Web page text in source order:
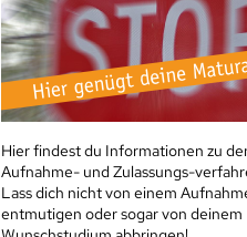
Hier findest du Informationen zu
Aufnahme- und Zulassungs-
Lass dich nicht von einem
entmutigen oder sogar von deinem